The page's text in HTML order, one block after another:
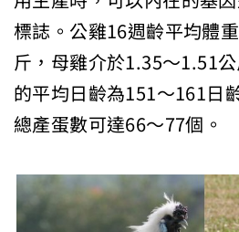
標誌。公雞16週齡平均體
斤，母雞介於1.35～1.51
的平均日齡為151～161日
總產蛋數可達66～77個。